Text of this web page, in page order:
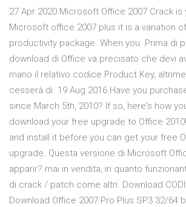
27 Apr 2020 Microsoft Office 2007 Crack
Microsoft office 2007 plus it is a variation
productivity package. When you Prima di
download di Office va precisato che devi
mano il relativo codice Product Key,
cesserà di 19 Aug 2016 Have you
since March 5th, 2010? If so, here's how
download your free upgrade to Office
and install it before you can get your free
upgrade. Questa versione di Microsoft
apparir? mai in vendita, in quanto
di crack / patch come altri. Download
Download Office 2007 Pro Plus SP3 32/64